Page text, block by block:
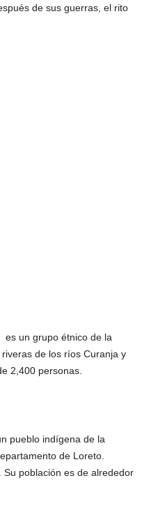
de sus guerras, el rito
es un grupo étnico de la
de los ríos Curanja y
2,400 personas.
pueblo indígena de la
de Loreto.
población es de alrededor